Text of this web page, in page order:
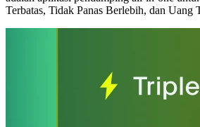
Terbatas, Tidak Panas Berlebih, dan Uang